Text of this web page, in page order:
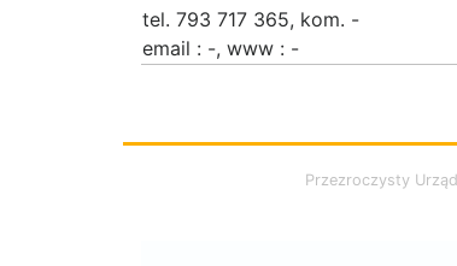
tel. 793 717 365, kom. -
email : -, www : -
Przezroczysty